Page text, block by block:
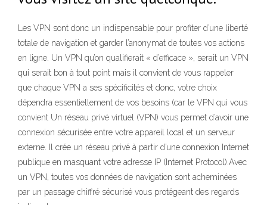
Les VPN sont donc un indispensable pour profiter d’une liberté
totale de navigation et garder l’anonymat de toutes vos actions
en ligne. Un VPN qu’on qualifierait « d’efficace », serait un VPN
qui serait bon à tout point mais il convient de vous rappeler
que chaque VPN a ses spécificités et donc, votre choix
dépendra essentiellement de vos besoins (car le VPN qui vous
convient Un réseau privé virtuel (VPN) vous permet d’avoir une
connexion sécurisée entre votre appareil local et un serveur
externe. Il crée un réseau privé à partir d’une connexion Internet
publique en masquant votre adresse IP (Internet Protocol).Avec
un VPN, toutes vos données de navigation sont acheminées
par un passage chiffré sécurisé vous protégeant des regards